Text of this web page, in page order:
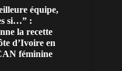
équipe,
si…” :
la recette
d’Ivoire en
féminine